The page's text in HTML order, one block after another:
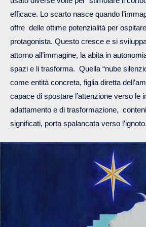
efficace. Lo scarto nasce quando
offre delle ottime potenzialità per
protagonista. Questo cresce e si
attorno all’immagine, la abita in
spazi e li trasforma. Quella “nube
come entità concreta, figlia diretta
capace di spostare l’attenzione verso le
adattamento e di trasformazione,
significati, porta spalancata verso l’ignoto.